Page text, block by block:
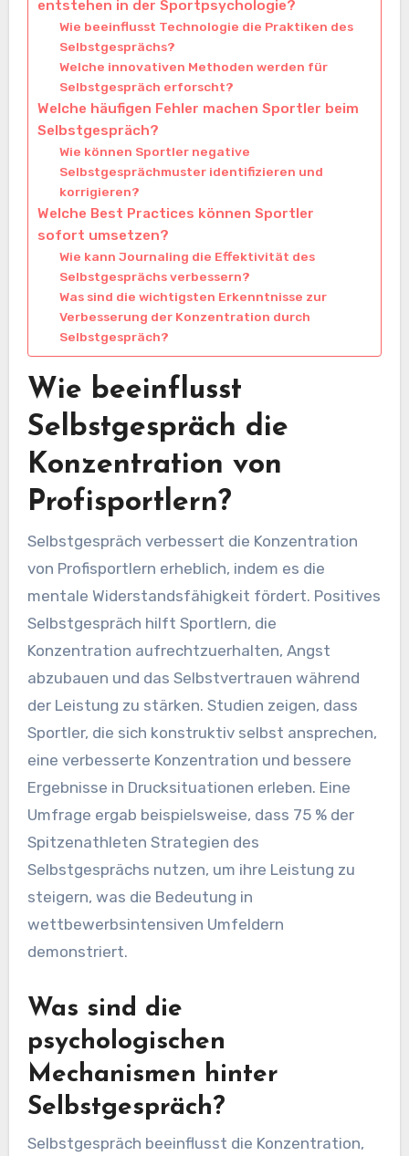
entstehen in der Sportpsychologie?
Wie beeinflusst Technologie die Praktiken des
Selbstgesprächs?
Welche innovativen Methoden werden für
Selbstgespräch erforscht?
Welche häufigen Fehler machen Sportler beim
Selbstgespräch?
Wie können Sportler negative
Selbstgesprächmuster identifizieren und
korrigieren?
Welche Best Practices können Sportler
sofort umsetzen?
Wie kann Journaling die Effektivität des
Selbstgesprächs verbessern?
Was sind die wichtigsten Erkenntnisse zur
Verbesserung der Konzentration durch
Selbstgespräch?
Wie beeinflusst
Selbstgespräch die
Konzentration von
Profisportlern?
Selbstgespräch verbessert die Konzentration
von Profisportlern erheblich, indem es die
mentale Widerstandsfähigkeit fördert. Positives
Selbstgespräch hilft Sportlern, die
Konzentration aufrechtzuerhalten, Angst
abzubauen und das Selbstvertrauen während
der Leistung zu stärken. Studien zeigen, dass
Sportler, die sich konstruktiv selbst ansprechen,
eine verbesserte Konzentration und bessere
Ergebnisse in Drucksituationen erleben. Eine
Umfrage ergab beispielsweise, dass 75 % der
Spitzenathleten Strategien des
Selbstgesprächs nutzen, um ihre Leistung zu
steigern, was die Bedeutung in
wettbewerbsintensiven Umfeldern
demonstriert.
Was sind die
psychologischen
Mechanismen hinter
Selbstgespräch?
Selbstgespräch beeinflusst die Konzentration,